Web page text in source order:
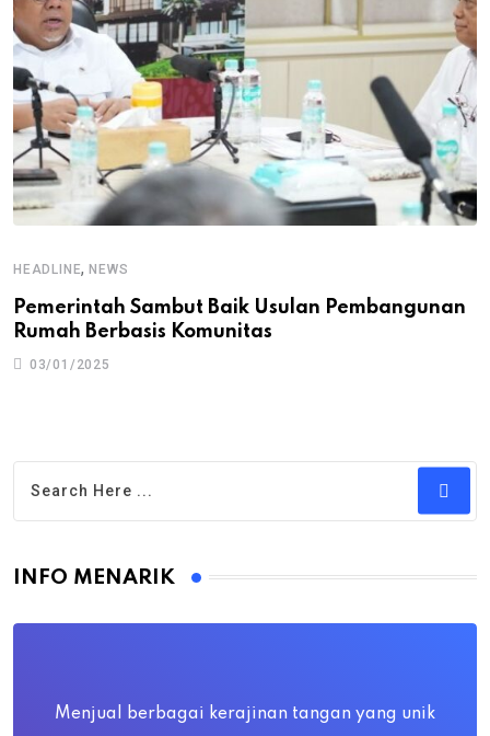
HEADLINE,NEWS
Pemerintah Sambut Baik Usulan Pembangunan
Rumah Berbasis Komunitas
03/01/2025
INFO MENARIK
Menjual berbagai kerajinan tangan yang unik